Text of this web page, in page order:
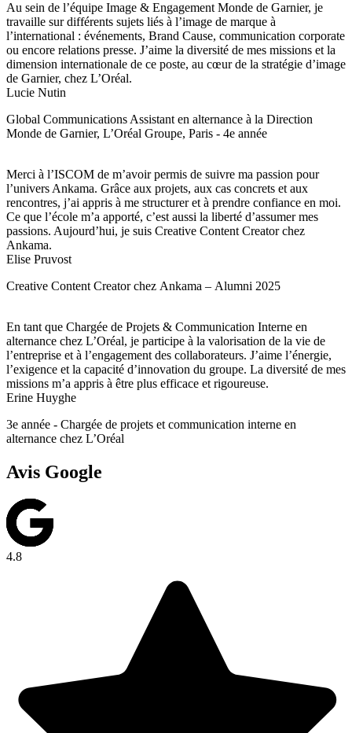
Au sein de l’équipe Image & Engagement Monde de Garnier, je
travaille sur différents sujets liés à l’image de marque à
l’international : événements, Brand Cause, communication corporate
ou encore relations presse. J’aime la diversité de mes missions et la
dimension internationale de ce poste, au cœur de la stratégie d’image
de Garnier, chez L’Oréal.
Lucie Nutin
Global Communications Assistant en alternance à la Direction
Monde de Garnier, L’Oréal Groupe, Paris - 4e année
Merci à l’ISCOM de m’avoir permis de suivre ma passion pour
l’univers Ankama. Grâce aux projets, aux cas concrets et aux
rencontres, j’ai appris à me structurer et à prendre confiance en moi.
Ce que l’école m’a apporté, c’est aussi la liberté d’assumer mes
passions. Aujourd’hui, je suis Creative Content Creator chez
Ankama.
Elise Pruvost
Creative Content Creator chez Ankama – Alumni 2025
En tant que Chargée de Projets & Communication Interne en
alternance chez L’Oréal, je participe à la valorisation de la vie de
l’entreprise et à l’engagement des collaborateurs. J’aime l’énergie,
l’exigence et la capacité d’innovation du groupe. La diversité de mes
missions m’a appris à être plus efficace et rigoureuse.
Erine Huyghe
3e année - Chargée de projets et communication interne en
alternance chez L’Oréal
Avis Google
4.8